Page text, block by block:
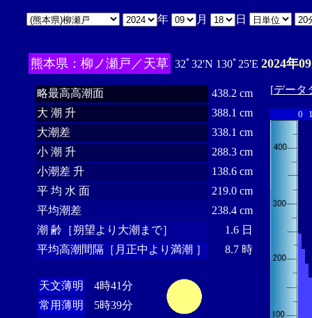
年 月 日
熊本県：柳ノ瀬戸／天草 32ﾟ32'N 130ﾟ25'E 2024年
略最高高潮面
438.2 cm
大 潮 升
388.1 cm
大潮差
338.1 cm
小 潮 升
288.3 cm
小潮差 升
138.6 cm
平 均 水 面
219.0 cm
平均潮差
238.4 cm
潮 齢［朔望より大潮まで］
1.6 日
平均高潮間隔［月正中より満潮 ］
8.7 時
天文薄明
4時41分
常用薄明
5時39分
[データ
0